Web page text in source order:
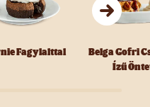
Fagylalttal
Belga Gofri
Ízű